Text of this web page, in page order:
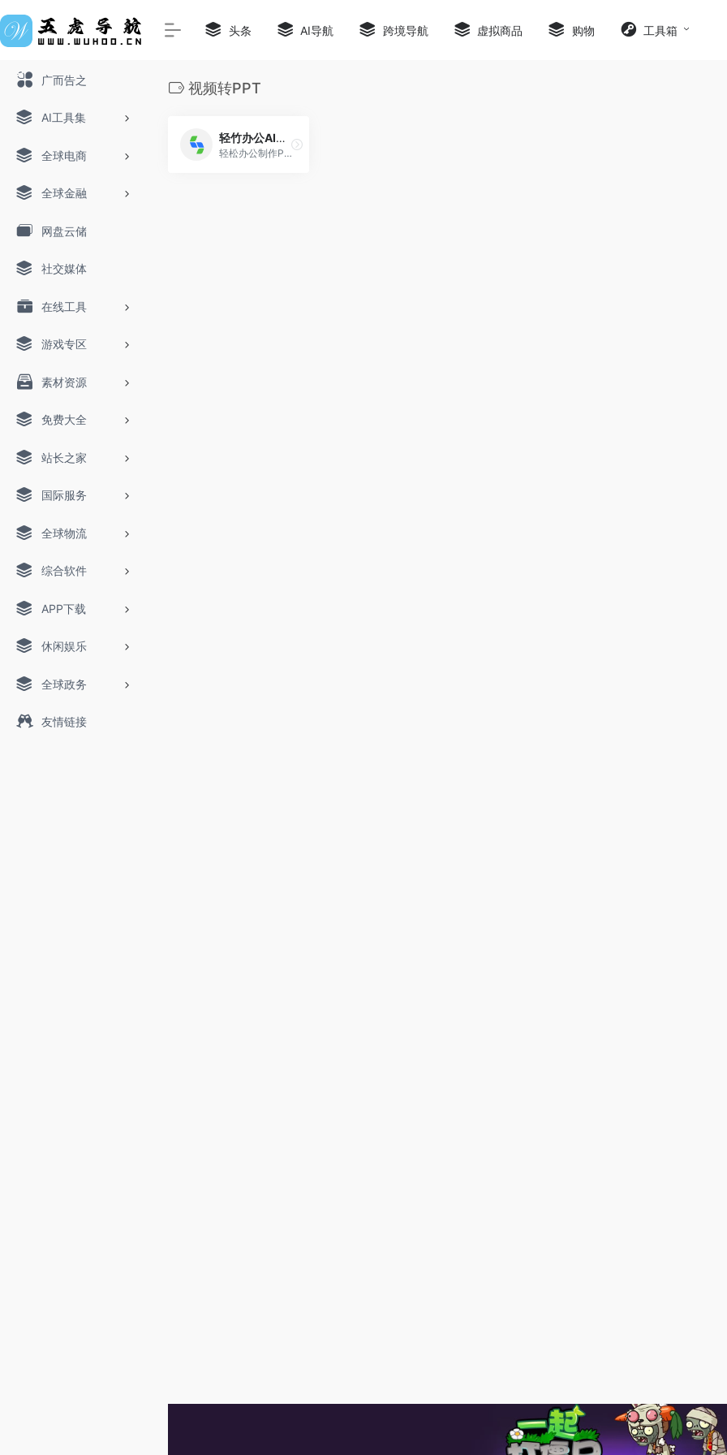
广而告之
AI工具集
全球电商
全球金融
网盘云储
社交媒体
在线工具
游戏专区
素材资源
免费大全
站长之家
国际服务
全球物流
综合软件
APP下载
休闲娱乐
全球政务
友情链接
头条 AI导航 跨境导航 虚拟商品 购物 工具箱
视频转PPT
轻竹办公AIPPT
轻松办公制作PPT像呼吸一样简单